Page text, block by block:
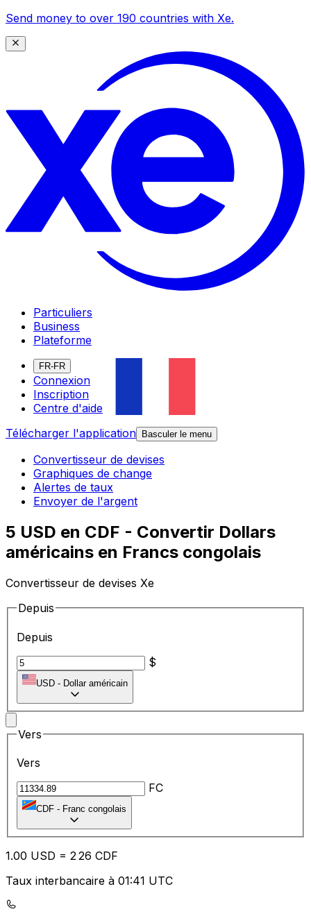
Send money to over 190 countries with Xe.
Particuliers
Business
Plateforme
FR-FR
Connexion
Inscription
Centre d'aide
Télécharger l'application
Basculer le menu
Convertisseur de devises
Graphiques de change
Alertes de taux
Envoyer de l'argent
5 USD en CDF - Convertir Dollars
américains en Francs congolais
Convertisseur de devises Xe
Depuis
Depuis
$
USD - Dollar américain
Vers
Vers
FC
CDF - Franc congolais
1.00 USD = 226 CDF
Taux interbancaire à 01:41 UTC